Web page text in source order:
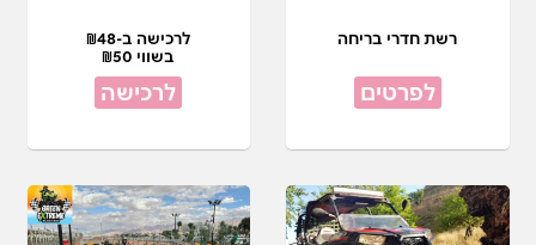
רשת חדרי בריחה
לפרטים
לרכישה ב-₪48
בשווי ₪50
לרכישה